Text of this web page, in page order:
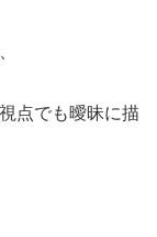
点でも曖昧に描